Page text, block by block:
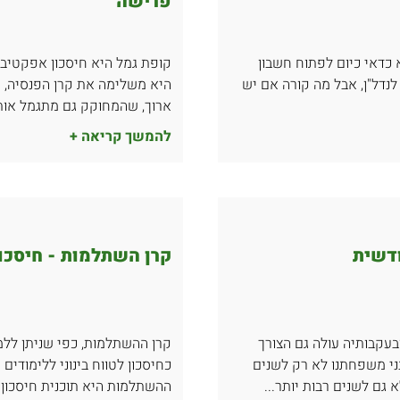
קופת גמל היא חיסכון
היא משלימה את קרן הפנסיה,
ארוך, שהמחוקק גם מתגמל
להמשך קריאה +
קרן השתלמות -
קרן ההשתלמות, כפי שניתן
כחיסכון לטווח בינוני
ההשתלמות היא תוכנית
כיום לפתוח חשבון
אבל מה קורה אם יש
עולה גם הצורך
משפחתנו לא רק לשנים
לשנים רבות יותר...